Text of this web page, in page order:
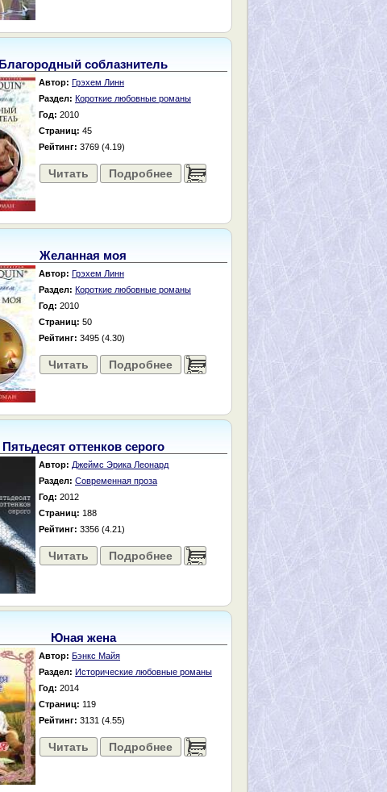
Благородный соблазнитель
Автор: Грэхем Линн
Раздел: Короткие любовные романы
Год: 2010
Страниц: 45
Рейтинг: 3769 (4.19)
Читать Подробнее ......
Желанная моя
Автор: Грэхем Линн
Раздел: Короткие любовные романы
Год: 2010
Страниц: 50
Рейтинг: 3495 (4.30)
Читать Подробнее ......
Пятьдесят оттенков серого
Автор: Джеймс Эрика Леонард
Раздел: Современная проза
Год: 2012
Страниц: 188
Рейтинг: 3356 (4.21)
Читать Подробнее ......
Юная жена
Автор: Бэнкс Майя
Раздел: Исторические любовные романы
Год: 2014
Страниц: 119
Рейтинг: 3131 (4.55)
Читать Подробнее ......